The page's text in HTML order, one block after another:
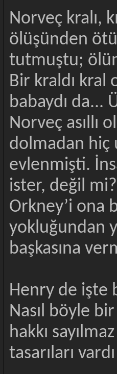
Norveç kralı,
ölüşünden
tutmuştu;
Bir kraldı kral
babaydı da...
Norveç asıllı
dolmadan hiç
evlenmişti.
ister, değil
Orkney’i ona
yokluğundan
başkasına
Henry de işte
Nasıl böyle
hakkı
tasarıları